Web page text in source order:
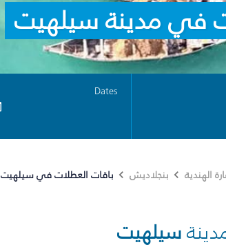
في مدينة سيلهيت
Dates
الهندية بنجلاديش باقات العطلات في سيلهيت
سيلهيت